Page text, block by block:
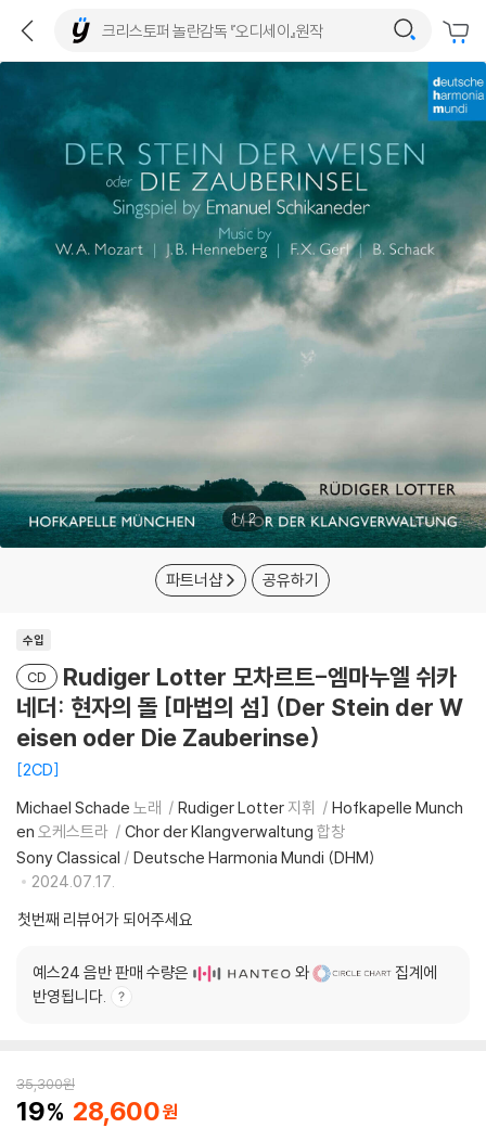
1/2
파트너샵 공유하기
수입
CD
Rudiger Lotter 모차르트-엠마누엘 쉬카
네더: 현자의 돌 [마법의 섬] (Der Stein der W
eisen oder Die Zauberinse)
2CD
Michael Schade 노래 Rudiger Lotter 지휘
Hofkapelle Munch
en 오케스트라 Chor der Klangverwaltung 합창
Sony Classical / Deutsche Harmonia Mundi (DHM)
2024.07.17.
첫번째 리뷰어가 되어주세요
예스24 음반 판매 수량은 와
집계에
반영됩니다.
35,300원
19 28,600